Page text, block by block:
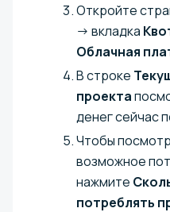
Откройте
→ вкладка
Облачная
В строке
проекта
денег сейчас
Чтобы
возможное
нажмите
потреблять